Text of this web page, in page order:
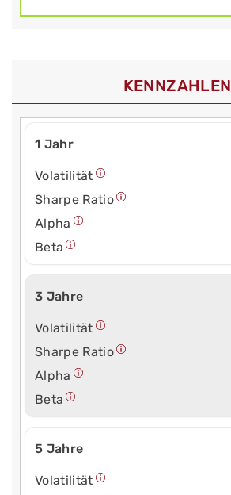
KENNZAHLEN
1 Jahr
Volatilität
Sharpe Ratio
Alpha
Beta
3 Jahre
Volatilität
Sharpe Ratio
Alpha
Beta
5 Jahre
Volatilität